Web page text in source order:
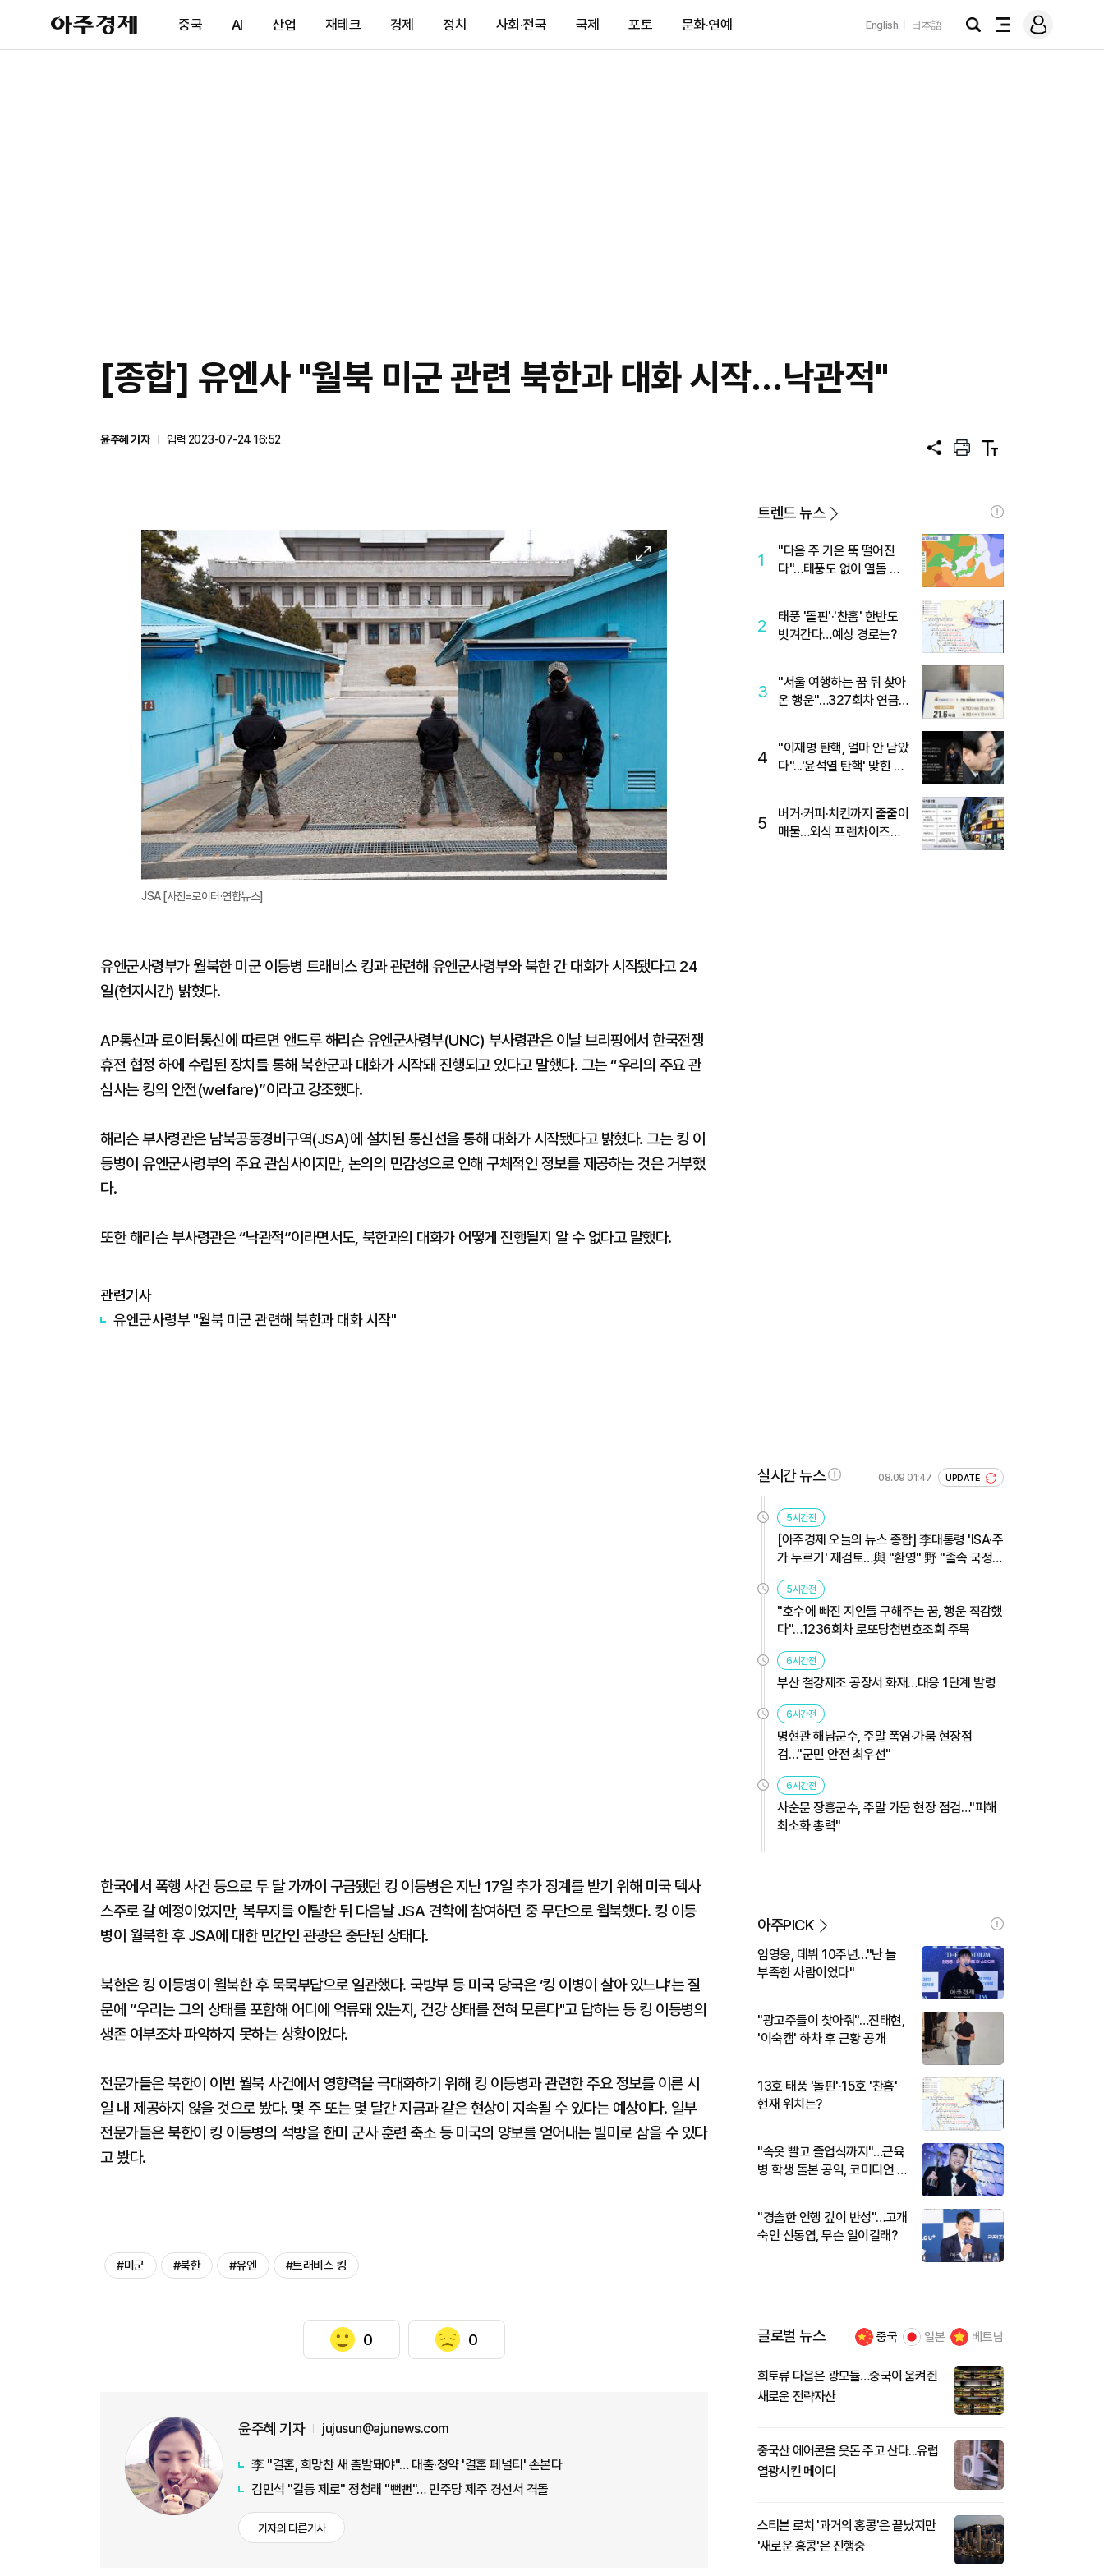
아
주
제
중국 AI 산업 재테크 경제 정치 사회·전국 국제 포토 문화·연예 English 日本語
검
전
메
그
[종합] 유엔사 "월북 미군 관련 북한과 대화 시작…낙관적"
윤주혜 기자
입력 2023-07-24 16:52
공
프
트
텍
트
이
미
지
확
대
JSA [사진=로이터·연합뉴스]
유엔군사령부가 월북한 미군 이등병 트래비스 킹과 관련해 유엔군사령부와 북한 간 대화가 시작됐다고 24
일(현지시간) 밝혔다.
AP통신과 로이터통신에 따르면 앤드루 해리슨 유엔군사령부(UNC) 부사령관은 이날 브리핑에서 한국전쟁
휴전 협정 하에 수립된 장치를 통해 북한군과 대화가 시작돼 진행되고 있다고 말했다. 그는 “우리의 주요 관
심사는 킹의 안전(welfare)”이라고 강조했다.
해리슨 부사령관은 남북공동경비구역(JSA)에 설치된 통신선을 통해 대화가 시작됐다고 밝혔다. 그는 킹 이
등병이 유엔군사령부의 주요 관심사이지만, 논의의 민감성으로 인해 구체적인 정보를 제공하는 것은 거부했
다.
또한 해리슨 부사령관은 “낙관적”이라면서도, 북한과의 대화가 어떻게 진행될지 알 수 없다고 말했다.
관련기사
유엔군사령부 "월북 미군 관련해 북한과 대화 시작"
한국에서 폭행 사건 등으로 두 달 가까이 구금됐던 킹 이등병은 지난 17일 추가 징계를 받기 위해 미국 텍사
스주로 갈 예정이었지만, 복무지를 이탈한 뒤 다음날 JSA 견학에 참여하던 중 무단으로 월북했다. 킹 이등
병이 월북한 후 JSA에 대한 민간인 관광은 중단된 상태다.
북한은 킹 이등병이 월북한 후 묵묵부답으로 일관했다. 국방부 등 미국 당국은 ‘킹 이병이 살아 있느냐’는 질
문에 “우리는 그의 상태를 포함해 어디에 억류돼 있는지, 건강 상태를 전혀 모른다"고 답하는 등 킹 이등병의
생존 여부조차 파악하지 못하는 상황이었다.
전문가들은 북한이 이번 월북 사건에서 영향력을 극대화하기 위해 킹 이등병과 관련한 주요 정보를 이른 시
일 내 제공하지 않을 것으로 봤다. 몇 주 또는 몇 달간 지금과 같은 현상이 지속될 수 있다는 예상이다. 일부
전문가들은 북한이 킹 이등병의 석방을 한미 군사 훈련 축소 등 미국의 양보를 얻어내는 빌미로 삼을 수 있다
고 봤다.
#미군 #북한 #유엔 #트래비스 킹
0 0
윤주혜 기자 jujusun@ajunews.com
李 "결혼, 희망찬 새 출발돼야"… 대출·청약 '결혼 페널티' 손본다
김민석 "갈등 제로" 정청래 "뻔뻔"… 민주당 제주 경선서 격돌
기자의 다른기사
트렌드 뉴스
1
"다음 주 기온 뚝 떨어진
다"…태풍도 없이 열돔 박
2
태풍 '돌핀'·'찬홈' 한반도
빗겨간다…예상 경로는?
3
"서울 여행하는 꿈 뒤 찾아
온 행운"…327회차 연금
4
"이재명 탄핵, 얼마 안 남았
다"...'윤석열 탄핵' 맞힌 무
5
버거·커피·치킨까지 줄줄이
매물…외식 프랜차이즈
실시간 뉴스 08.09 01:47 UPDATE
5시간전
[아주경제 오늘의 뉴스 종합] 李대통령 'ISA·주
가 누르기' 재검토…與 "환영" 野 "졸속 국정"
外
5시간전
"호수에 빠진 지인들 구해주는 꿈, 행운 직감했
다"…1236회차 로또당첨번호조회 주목
6시간전
부산 철강제조 공장서 화재…대응 1단계 발령
6시간전
명현관 해남군수, 주말 폭염·가뭄 현장점
검…"군민 안전 최우선"
6시간전
사순문 장흥군수, 주말 가뭄 현장 점검…"피해
최소화 총력"
아주PICK
임영웅, 데뷔 10주년…"난 늘
부족한 사람이었다"
"광고주들이 찾아줘"…진태현,
'이숙캠' 하차 후 근황 공개
13호 태풍 '돌핀'·15호 '찬홈'
현재 위치는?
"속옷 빨고 졸업식까지"…근육
병 학생 돌본 공익, 코미디언 김
"경솔한 언행 깊이 반성"…고개
숙인 신동엽, 무슨 일이길래?
글로벌 뉴스 중국 일본 베트남
희토류 다음은 광모듈…중국이 움켜쥔
새로운 전략자산
중국산 에어콘을 웃돈 주고 산다...유럽
열광시킨 메이디
스티븐 로치 '과거의 홍콩'은 끝났지만
'새로운 홍콩'은 진행중